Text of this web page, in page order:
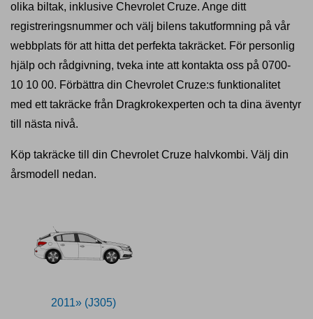
olika biltak, inklusive Chevrolet Cruze. Ange ditt
registreringsnummer och välj bilens takutformning på vår
webbplats för att hitta det perfekta takräcket. För personlig
hjälp och rådgivning, tveka inte att kontakta oss på 0700-
10 10 00. Förbättra din Chevrolet Cruze:s funktionalitet
med ett takräcke från Dragkrokexperten och ta dina äventyr
till nästa nivå.
Köp takräcke till din Chevrolet Cruze halvkombi. Välj din
årsmodell nedan.
2011» (J305)